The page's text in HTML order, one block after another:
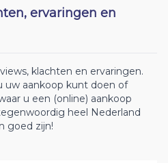
ervaringen en
klachten en ervaringen.
uw aankoop kunt doen of
u een (online) aankoop
heel Nederland
goed zijn!